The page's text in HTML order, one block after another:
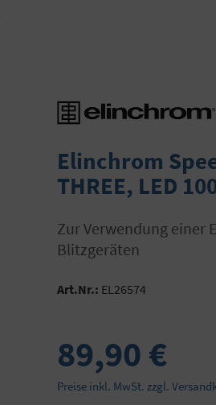
Elinchrom
THREE, LED
zur Verwendung einer Elinchrom Rotalux Softbox an Profoto (TM)
Blitzgeräten
Art.Nr.: EL26574
89,90 €
Preise inkl. MwSt. zzgl.